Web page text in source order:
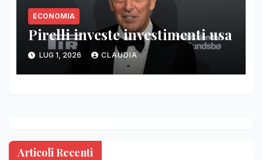
ECONOMIA
Pirelli investe investimenti usa
LUG 1, 2026 CLAUDIA
Articoli Recenti